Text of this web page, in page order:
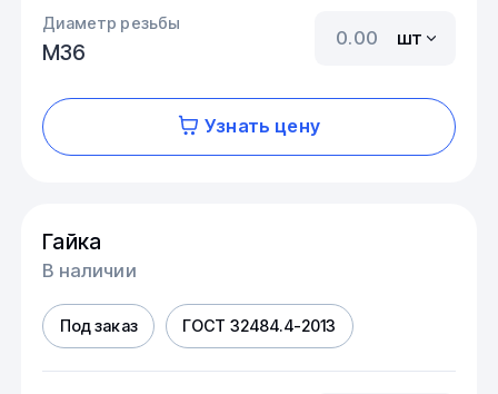
Диаметр резьбы
М36
шт
Узнать цену
Гайка
В наличии
Под заказ ГОСТ 32484.4-2013